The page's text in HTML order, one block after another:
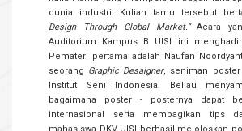
dunia industri. Kuliah tamu tersebut
Design Through Global Market.”Acara
Auditorium Kampus B UISI ini
Pemateri pertama adalah Naufan
seorang Graphic Desaigner, seniman
Institut Seni Indonesia. Beliau
bagaimana poster - posternya dapat
internasional serta membagikan tips
mahasiswa DKV UISI berhasil meloloskan